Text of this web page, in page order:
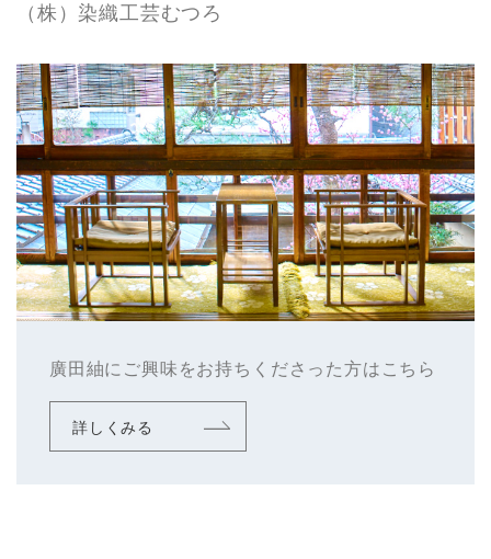
（株）染織工芸むつろ
廣田紬にご興味をお持ちくださった方はこちら
詳しくみる